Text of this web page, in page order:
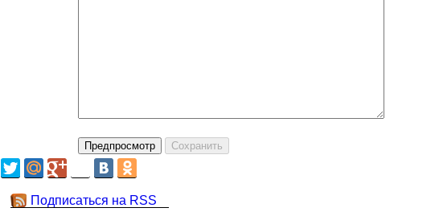
Подписаться на RSS